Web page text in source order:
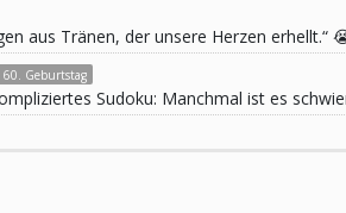
aus Tränen, der unsere Herzen erhellt.“
Geburtstag
Sudoku: Manchmal ist es